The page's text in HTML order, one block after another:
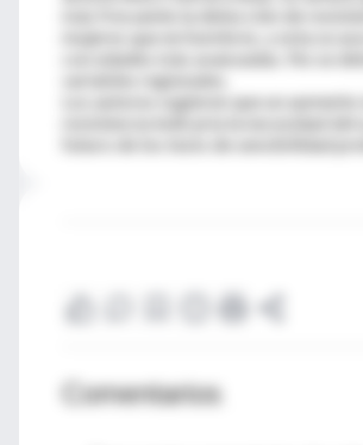
mujeres que en hombres, y esta se
variables regionales.
Los autores sugieren que un aumento
resistencia indicaría la necesidad del
futuro de los tests de sensibilidad
Comentarios